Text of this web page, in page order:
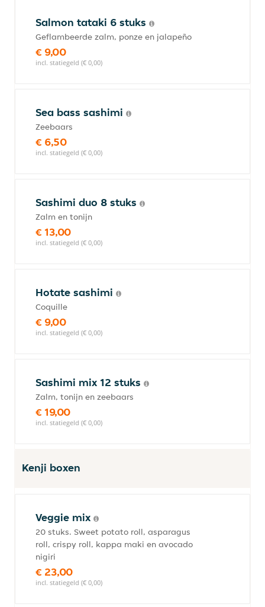
Salmon tataki 6 stuks
Geflambeerde zalm, ponze en jalapeño
€ 9,00
incl. statiegeld (€ 0,00)
Sea bass sashimi
Zeebaars
€ 6,50
incl. statiegeld (€ 0,00)
Sashimi duo 8 stuks
Zalm en tonijn
€ 13,00
incl. statiegeld (€ 0,00)
Hotate sashimi
Coquille
€ 9,00
incl. statiegeld (€ 0,00)
Sashimi mix 12 stuks
Zalm, tonijn en zeebaars
€ 19,00
incl. statiegeld (€ 0,00)
Kenji boxen
Veggie mix
20 stuks. Sweet potato roll, asparagus
roll, crispy roll, kappa maki en avocado
nigiri
€ 23,00
incl. statiegeld (€ 0,00)